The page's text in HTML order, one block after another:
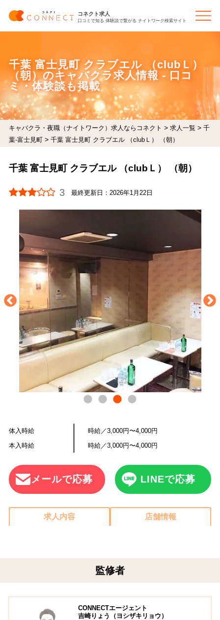
コネクト求人
口コミで知る 体験談で繋がる ナイトワーク検索サイト
千葉 富士見町 クラブエル （clubＬ）
（朝）のキャバクラ求人情報 - 口コ
ミ・体験談も掲載
キャバクラ・夜職（ナイトワーク）求人ならコネクト > 求人一覧 > 千
葉-富士見町> 千葉 富士見町 クラブエル （clubＬ） （朝）
千葉 富士見町 クラブエル （clubＬ） （朝）
3 最終更新日：2026年1月22日
体入時給
時給／3,000円〜4,000円
本入時給
時給／3,000円〜4,000円
メールで応募 LINEで応募
求人内容 店舗情報
監修者
CONNECTエージェント
吉崎りょう（ヨシザキリョウ）